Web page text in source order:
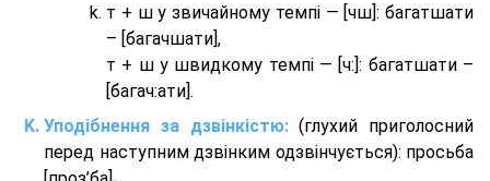
т + ш у звичайному темпі — [чш]: багатшати
– [багачшати],
т + ш у швидкому темпі — [ч:]: багатшати –
[багач:ати].
Уподібнення за дзвінкістю:(глухий приголосний
перед наступним дзвінким одзвінчується): просьба